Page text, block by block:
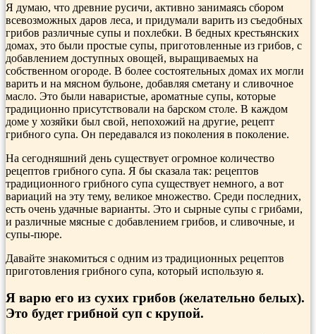
Я думаю, что древние русичи, активно занимаясь сбором
всевозможных даров леса, и придумали варить из съедобных
грибов различные супы и похлебки. В бедных крестьянских
домах, это были простые супы, приготовленные из грибов, с
добавлением доступных овощей, выращиваемых на
собственном огороде. В более состоятельных домах их могли
варить и на мясном бульоне, добавляя сметану и сливочное
масло. Это были наваристые, ароматные супы, которые
традиционно присутствовали на барском столе. В каждом
доме у хозяйки был свой, непохожий на другие, рецепт
грибного супа. Он передавался из поколения в поколение.
На сегодняшний день существует огромное количество
рецептов грибного супа. Я бы сказала так: рецептов
традиционного грибного супа существует немного, а вот
вариаций на эту тему, великое множество. Среди последних,
есть очень удачные варианты. Это и сырные супы с грибами,
и различные мясные с добавлением грибов, и сливочные, и
супы-пюре.
Давайте знакомиться с одним из традиционных рецептов
приготовления грибного супа, который использую я.
Я варю его из сухих грибов (желательно белых).
Это будет грибной суп с крупой.